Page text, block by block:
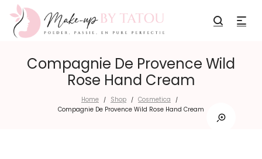
Compagnie De Provence Wild
Rose Hand Cream
Home / Shop / Cosmetica /
Compagnie De Provence Wild Rose Hand Cream